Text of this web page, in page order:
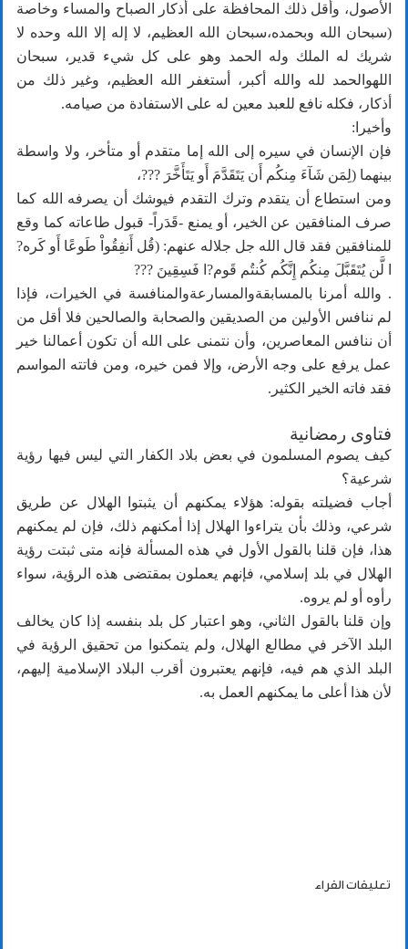
الأصول، وأقل ذلك المحافظة على أذكار الصباح والمساء وخاصة
(سبحان الله وبحمده،سبحان الله العظيم، لا إله إلا الله وحده لا
شريك له الملك وله الحمد وهو على كل شيء قدير، سبحان
اللهوالحمد لله والله أكبر، أستغفر الله العظيم، وغير ذلك من
أذكار، فكله نافع للعبد معين له على الاستفادة من صيامه.
وأخيرا:
فإن الإنسان في سيره إلى الله إما متقدم أو متأخر، ولا واسطة
بينهما (لِمَن شَآءَ مِنكُم أَن يَتَقَدَّمَ أَو يَتَأَخَّرَ ???،
ومن استطاع أن يتقدم وترك التقدم فيوشك أن يصرفه الله كما
صرف المنافقين عن الخير، أو يمنع -قَدَراً- قبول طاعاته كما وقع
للمنافقين فقد قال الله جل جلاله عنهم: (قُل أَنفِقُواْ طَوعًا أَو كَره?
ا لَّن يُتَقَبَّلَ مِنكُم إِنَّكُم كُنتُم قَوم?ا فَسِقِينَ ???
. والله أمرنا بالمسابقةوالمسارعةوالمنافسة في الخيرات، فإذا
لم ننافس الأولين من الصديقين والصحابة والصالحين فلا أقل من
أن ننافس المعاصرين، وأن نتمنى على الله أن تكون أعمالنا خير
عمل يرفع على وجه الأرض، وإلا فمن خيره، ومن فاتته المواسم
فقد فاته الخير الكثير.
فتاوى رمضانية
كيف يصوم المسلمون في بعض بلاد الكفار التي ليس فيها رؤية
شرعية؟
أجاب فضيلته بقوله: هؤلاء يمكنهم أن يثبتوا الهلال عن طريق
شرعي، وذلك بأن يتراءوا الهلال إذا أمكنهم ذلك، فإن لم يمكنهم
هذا، فإن قلنا بالقول الأول في هذه المسألة فإنه متى ثبتت رؤية
الهلال في بلد إسلامي، فإنهم يعملون بمقتضى هذه الرؤية، سواء
رأوه أو لم يروه.
وإن قلنا بالقول الثاني، وهو اعتبار كل بلد بنفسه إذا كان يخالف
البلد الآخر في مطالع الهلال، ولم يتمكنوا من تحقيق الرؤية في
البلد الذي هم فيه، فإنهم يعتبرون أقرب البلاد الإسلامية إليهم،
لأن هذا أعلى ما يمكنهم العمل به.
تعليقات القراء